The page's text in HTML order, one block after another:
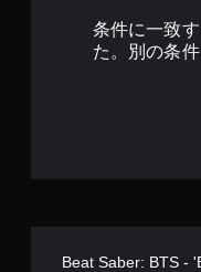
条件に一致
た。別の条
Beat Saber: BTS -